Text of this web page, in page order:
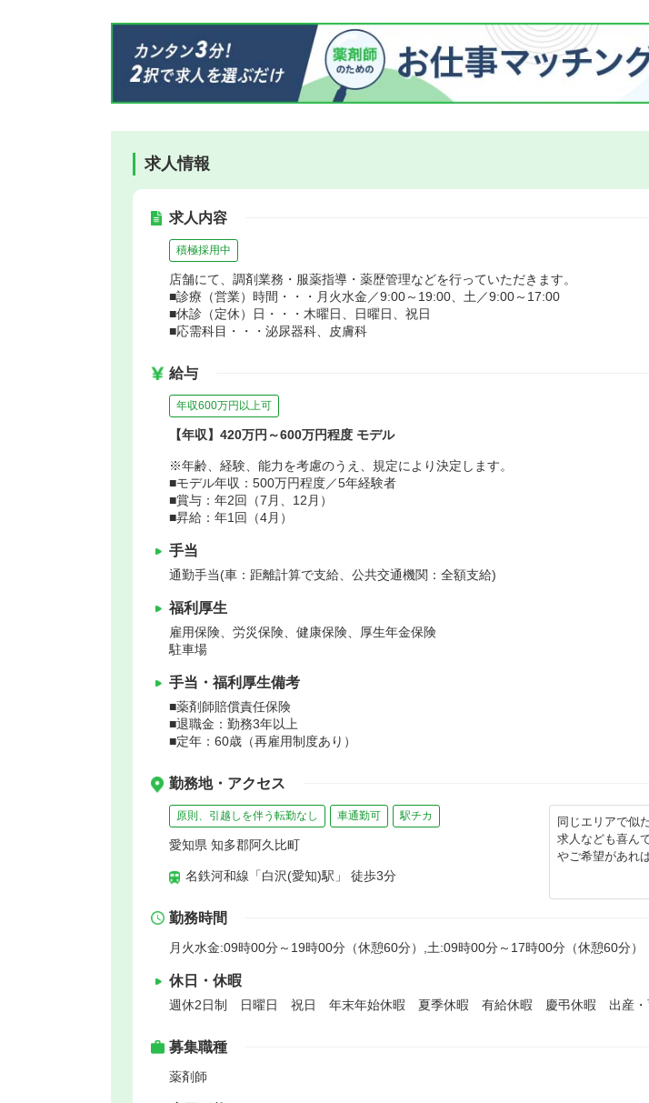
求人情報
求人内容
積極採用中
店舗にて、調剤業務・服薬指導・薬歴管理などを行っていただきます。
■診療（営業）時間・・・月火水金／9:00～19:00、土／9:00～17:00
■休診（定休）日・・・木曜日、日曜日、祝日
■応需科目・・・泌尿器科、皮膚科
給与
年収600万円以上可
【年収】420万円～600万円程度 モデル
※年齢、経験、能力を考慮のうえ、規定により決定します。
■モデル年収：500万円程度／5年経験者
■賞与：年2回（7月、12月）
■昇給：年1回（4月）
手当
通勤手当(車：距離計算で支給、公共交通機関：全額支給)
福利厚生
雇用保険、労災保険、健康保険、厚生年金保険
駐車場
手当・福利厚生備考
■薬剤師賠償責任保険
■退職金：勤務3年以上
■定年：60歳（再雇用制度あり）
勤務地・アクセス
原則、引越しを伴う転勤なし 車通勤可 駅チカ
愛知県 知多郡阿久比町
名鉄河和線「白沢(愛知)駅」 徒歩3分
同じエリアで似
求人なども喜ん
やご希望があれ
勤務時間
月火水金:09時00分～19時00分（休憩60分）,土:09時00分～17時00分（休憩60分）
休日・休暇
週休2日制 日曜日 祝日 年末年始休暇 夏季休暇 有給休暇 慶弔休暇 出産・
募集職種
薬剤師